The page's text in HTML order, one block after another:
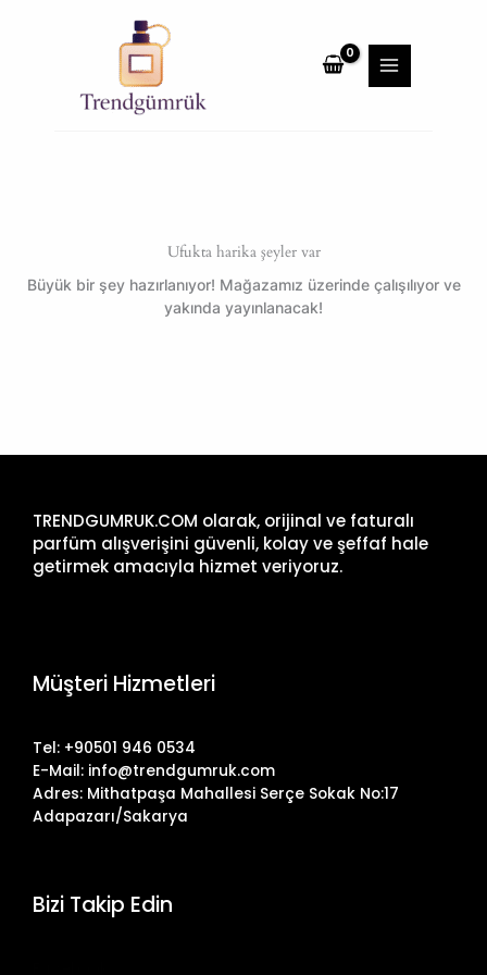
MENU
Ufukta harika şeyler var
Büyük bir şey hazırlanıyor! Mağazamız üzerinde çalışılıyor ve
yakında yayınlanacak!
TRENDGUMRUK.COM olarak, orijinal ve faturalı
parfüm alışverişini güvenli, kolay ve şeffaf hale
getirmek amacıyla hizmet veriyoruz.
Müşteri Hizmetleri
Tel: +90501 946 0534
E-Mail: info@trendgumruk.com
Adres: Mithatpaşa Mahallesi Serçe Sokak No:17
Adapazarı/Sakarya
Bizi Takip Edin